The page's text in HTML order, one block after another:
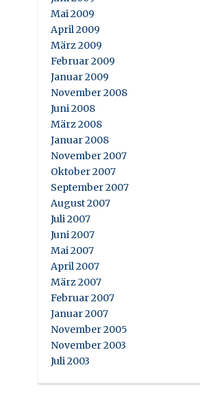
Mai 2009
April 2009
März 2009
Februar 2009
Januar 2009
November 2008
Juni 2008
März 2008
Januar 2008
November 2007
Oktober 2007
September 2007
August 2007
Juli 2007
Juni 2007
Mai 2007
April 2007
März 2007
Februar 2007
Januar 2007
November 2005
November 2003
Juli 2003